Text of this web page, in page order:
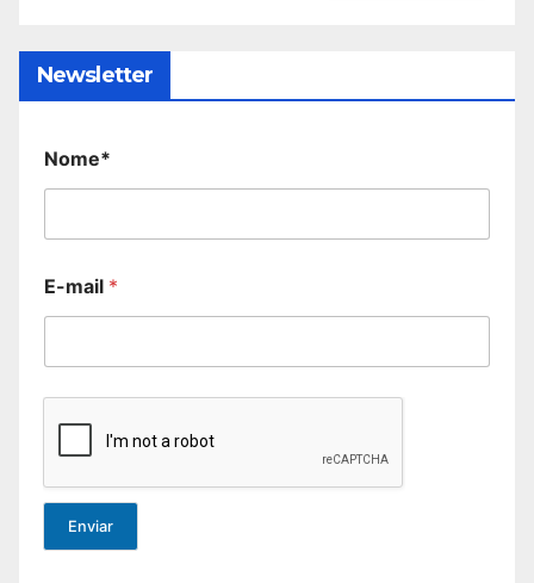
Newsletter
Nome*
E-mail *
Enviar